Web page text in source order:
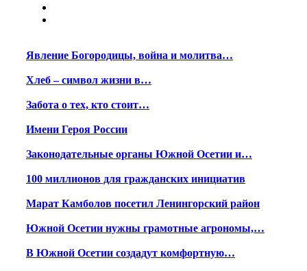
Явление Богородицы, война и молитва…
Хлеб – символ жизни в…
Забота о тех, кто стоит…
Имени Героя России
Законодательные органы Южной Осетии и…
100 миллионов для гражданских инициатив
Марат Камболов посетил Ленингорский район
Южной Осетии нужны грамотные агрономы,…
В Южной Осетии создадут комфортную…